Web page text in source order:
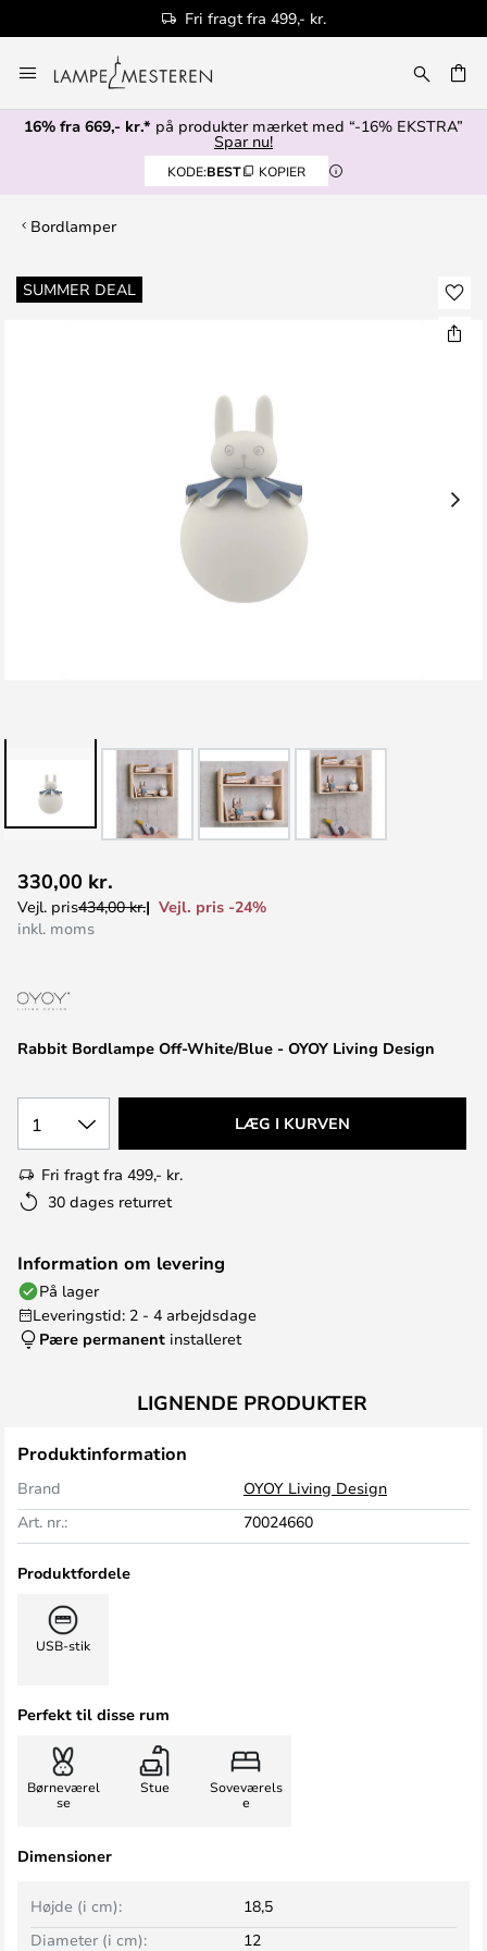
Fri fragt fra 499,- kr.
to
Content
16% fra 669,- kr.* på produkter mærket med “-16% EKSTRA”
Spar nu!
KODE:BEST KOPIER
Bordlamper
SUMMER DEAL
Gå
til
til
starten
Rabbit Bordlampe Off-White/Blue - OYOY Living Design
330,00 kr.
Vejl. pris434,00 kr.
Vejl. pris -24%
inkl. moms
1 LÆG I KURVEN
Fri fragt fra 499,- kr.
30 dages returret
Information om levering
På lager
Leveringstid: 2 - 4 arbejdsdage
Pære permanent installeret
LIGNENDE PRODUKTER
Produktinformation
Brand
OYOY Living Design
Art. nr.:
70024660
Produktfordele
USB-stik
Perfekt til disse rum
Børneværel
se
Stue
Soveværels
e
Dimensioner
Højde (i cm):
18,5
Diameter (i cm):
12